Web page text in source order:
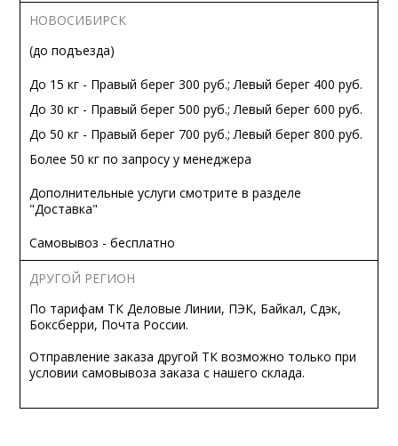
НОВОСИБИРСК
(до подъезда)
До 15 кг - Правый берег 300 руб.; Левый берег 400 руб.
До 30 кг - Правый берег 500 руб.; Левый берег 600 руб.
До 50 кг - Правый берег 700 руб.; Левый берег 800 руб.
Более 50 кг по запросу у менеджера
Дополнительные услуги смотрите в разделе
"Доставка"
Самовывоз - бесплатно
ДРУГОЙ РЕГИОН
По тарифам ТК Деловые Линии, ПЭК, Байкал, Сдэк,
Боксберри, Почта России.
Отправление заказа другой ТК возможно только при
условии самовывоза заказа с нашего склада.